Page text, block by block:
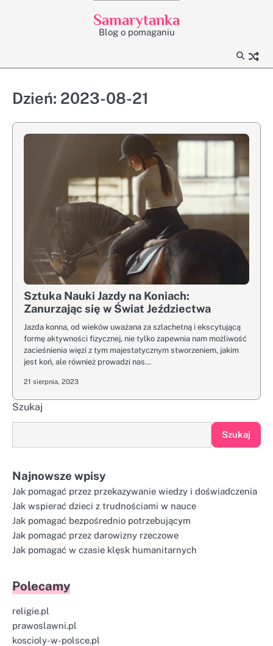
Samarytanka
Blog o pomaganiu
Dzień: 2023-08-21
Sztuka Nauki Jazdy na Koniach:
Zanurzając się w Świat Jeździectwa
Jazda konna, od wieków uważana za szlachetną i ekscytującą
formę aktywności fizycznej, nie tylko zapewnia nam możliwość
zacieśnienia więzi z tym majestatycznym stworzeniem, jakim
jest koń, ale również prowadzi nas…
21 sierpnia, 2023
Szukaj
Szukaj
Najnowsze wpisy
Jak pomagać przez przekazywanie wiedzy i doświadczenia
Jak wspierać dzieci z trudnościami w nauce
Jak pomagać bezpośrednio potrzebującym
Jak pomagać przez darowizny rzeczowe
Jak pomagać w czasie klęsk humanitarnych
Polecamy
religie.pl
prawoslawni.pl
koscioly-w-polsce.pl